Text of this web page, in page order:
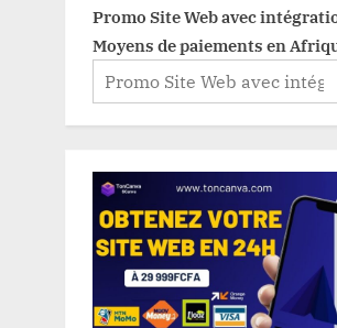
Promo Site Web avec
Moyens de paiements en